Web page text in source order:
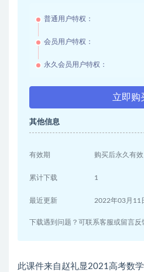
普通用户特权：
会员用户特权：
永久会员用户特权：
立即购
其他信息
有效期 购买后永久有效
累计下载 1
最近更新 2022年03月11
下载遇到问题？可联系客服或留言反
此课件来自赵礼显2021高考数